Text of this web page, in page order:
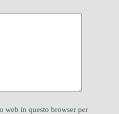
web in questo browser per